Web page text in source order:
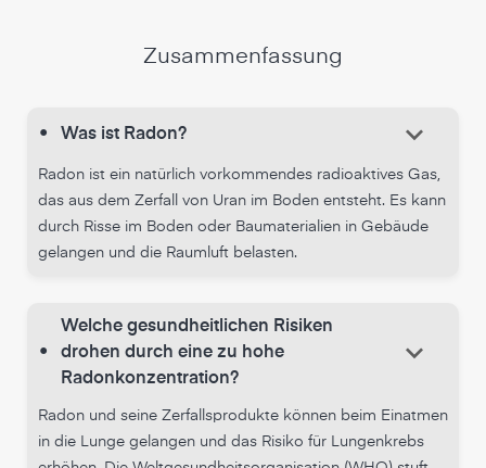
Zusammenfassung
• Was ist Radon? keyboard_arrow_down
Radon ist ein natürlich vorkommendes radioaktives Gas,
das aus dem Zerfall von Uran im Boden entsteht. Es kann
durch Risse im Boden oder Baumaterialien in Gebäude
gelangen und die Raumluft belasten.
•
Welche gesundheitlichen Risiken
drohen durch eine zu hohe
Radonkonzentration?
keyboard_arrow_down
Radon und seine Zerfallsprodukte können beim Einatmen
in die Lunge gelangen und das Risiko für Lungenkrebs